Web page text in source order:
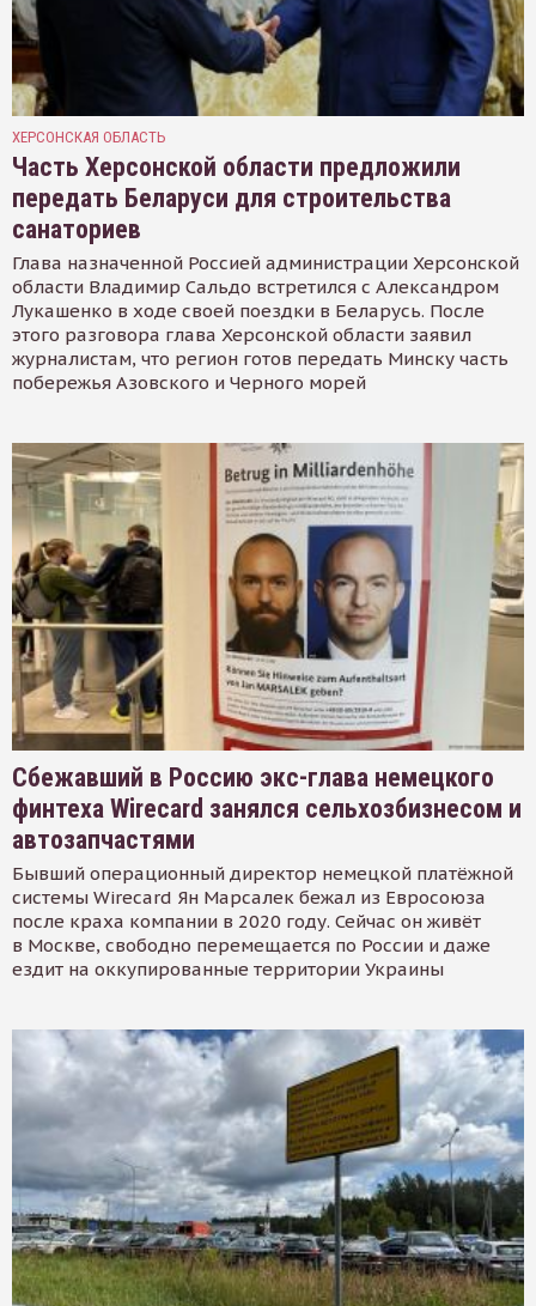
ХЕРСОНСКАЯ ОБЛАСТЬ
Часть Херсонской области предложили
передать Беларуси для строительства
санаториев
Глава назначенной Россией администрации Херсонской
области Владимир Сальдо встретился с Александром
Лукашенко в ходе своей поездки в Беларусь. После
этого разговора глава Херсонской области заявил
журналистам, что регион готов передать Минску часть
побережья Азовского и Черного морей
Сбежавший в Россию экс-глава немецкого
финтеха Wirecard занялся сельхозбизнесом и
автозапчастями
Бывший операционный директор немецкой платёжной
системы Wirecard Ян Марсалек бежал из Евросоюза
после краха компании в 2020 году. Сейчас он живёт
в Москве, свободно перемещается по России и даже
ездит на оккупированные территории Украины